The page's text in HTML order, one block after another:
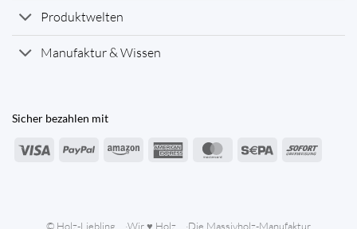
Produktwelten
Manufaktur & Wissen
Sicher bezahlen mit
Visa PayPal Amazon
American
MasterCardSepa Sofort
© Holz-Liebling Wir ♥ Holz Die Massivholz-Manufaktur